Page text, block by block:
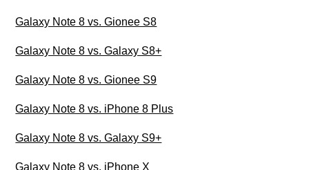
Galaxy Note 8 vs. Gionee S8
Galaxy Note 8 vs. Galaxy S8+
Galaxy Note 8 vs. Gionee S9
Galaxy Note 8 vs. iPhone 8 Plus
Galaxy Note 8 vs. Galaxy S9+
Galaxy Note 8 vs. iPhone X